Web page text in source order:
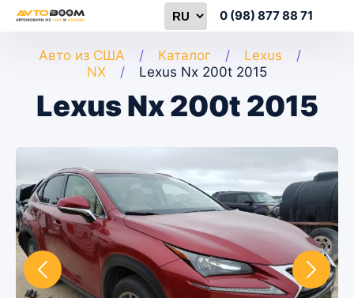
0 (98) 877 88 71
Авто из США Каталог
Lexus
NX
Lexus Nx 200t 2015
Lexus Nx 200t 2015